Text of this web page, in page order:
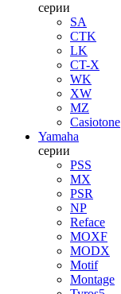
серии
SA
CTK
LK
CT-X
WK
XW
MZ
Casiotone
Yamaha
серии
PSS
MX
PSR
NP
Reface
MOXF
MODX
Motif
Montage